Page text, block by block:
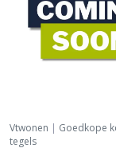
Vtwonen | Goedkope
tegels